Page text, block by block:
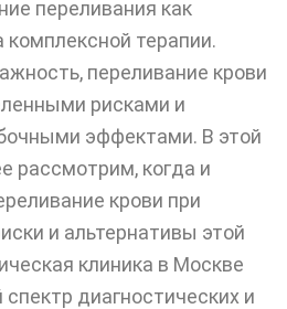
переливания как
терапии.
переливание крови
рисками и
эффектами. В этой
рассмотрим, когда и
крови при
и альтернативы этой
клиника в Москве
диагностических и